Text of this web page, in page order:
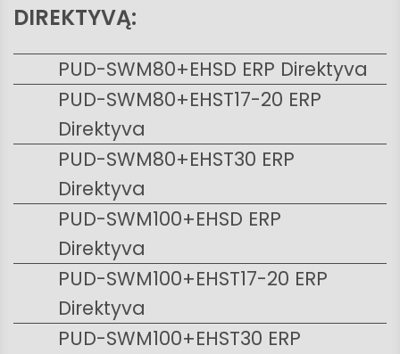
DIREKTYVĄ:
PUD-SWM80+EHSD ERP Direktyva
PUD-SWM80+EHST17-20 ERP
Direktyva
PUD-SWM80+EHST30 ERP
Direktyva
PUD-SWM100+EHSD ERP
Direktyva
PUD-SWM100+EHST17-20 ERP
Direktyva
PUD-SWM100+EHST30 ERP